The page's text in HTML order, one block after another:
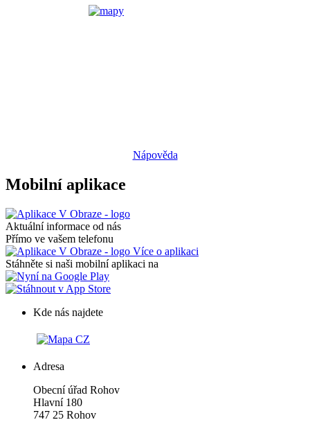
Nápověda
Mobilní aplikace
Aktuální informace od nás
Přímo ve vašem telefonu
Více o aplikaci
Stáhněte si naši mobilní aplikaci na
Kde nás najdete
Adresa
Obecní úřad Rohov
Hlavní 180
747 25 Rohov